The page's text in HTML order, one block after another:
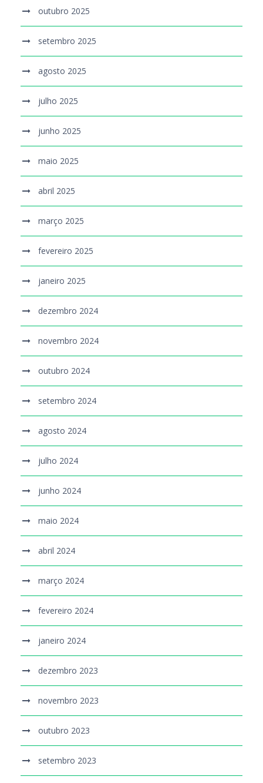
outubro 2025
setembro 2025
agosto 2025
julho 2025
junho 2025
maio 2025
abril 2025
março 2025
fevereiro 2025
janeiro 2025
dezembro 2024
novembro 2024
outubro 2024
setembro 2024
agosto 2024
julho 2024
junho 2024
maio 2024
abril 2024
março 2024
fevereiro 2024
janeiro 2024
dezembro 2023
novembro 2023
outubro 2023
setembro 2023